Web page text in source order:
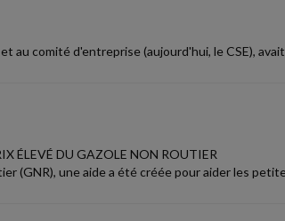
au comité d'entreprise (aujourd'hui, le CSE),
ÉLEVÉ DU GAZOLE NON ROUTIER
(GNR), une aide a été créée pour aider les